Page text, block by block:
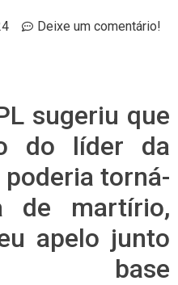
Deixe um comentário!
sugeriu que
do líder da
torná-
de martírio,
apelo junto